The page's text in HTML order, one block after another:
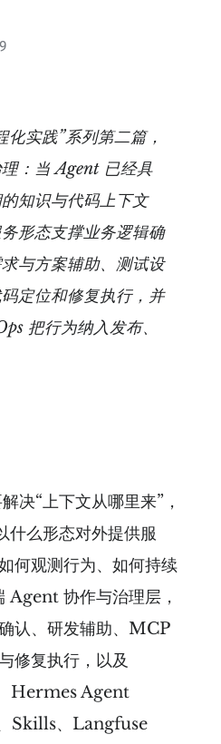
实践”系列第二篇，
：当 Agent 已经具
知识与代码上下文
形态支撑业务逻辑确
与方案辅助、测试设
定位和修复执行，并
把行为纳入发布、
决“上下文从哪里来”，
什么形态对外提供服
何观测行为、如何持续
Agent 协作与治理层，
认、研发辅助、MCP
修复执行，以及
Hermes Agent
Skills、Langfuse